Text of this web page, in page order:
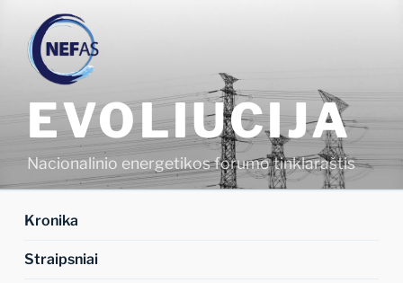
turinio
EVOLIUCIJA
Nacionalinio energetikos forumo tinklaraštis
Kronika
Straipsniai